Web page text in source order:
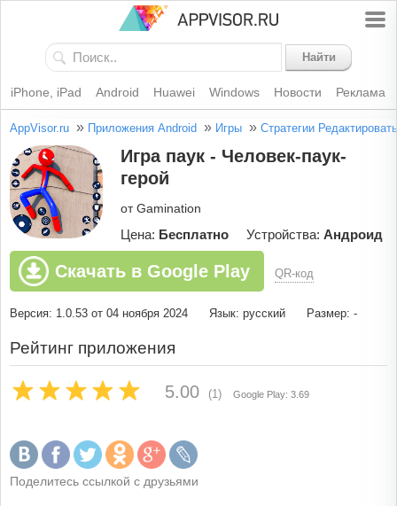
Найти
iPhone, iPad Android Huawei Windows Новости Реклама
AppVisor.ru » Приложения Android » Игры » Стратегии Редактировать
Игра паук - Человек-паук-
герой
от Gamination
Цена: Бесплатно Устройства: Андроид
Скачать в Google Play QR-код
Версия: 1.0.53 от 04 ноября 2024 Язык: русский Размер: -
Рейтинг приложения
5.00 (1) Google Play: 3.69
Поделитесь ссылкой с друзьями